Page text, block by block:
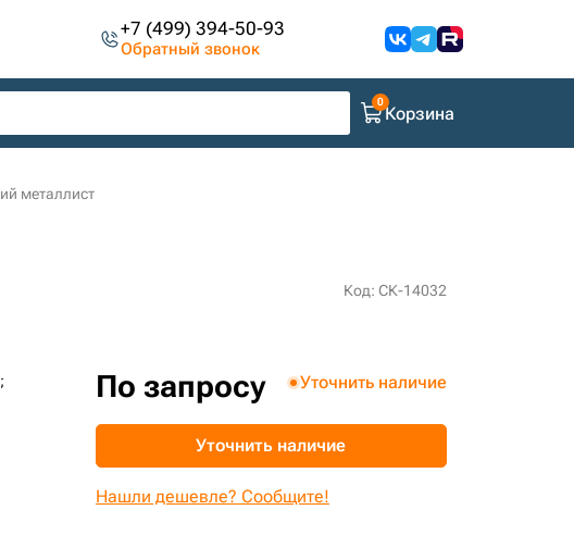
+7 (499) 394-50-93
Обратный звонок
Корзина
металлист
Код: СК-14032
По запросу Уточнить наличие
Уточнить наличие
Нашли дешевле? Сообщите!